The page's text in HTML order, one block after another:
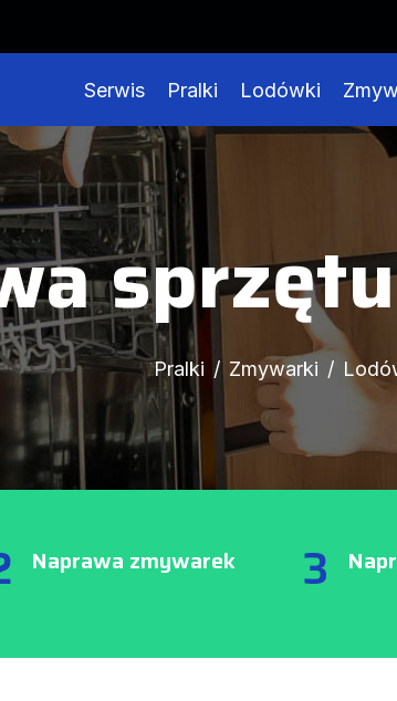
Serwis Pralki Lodówki
Pralki Zmywarki
Naprawa zmywarek 3